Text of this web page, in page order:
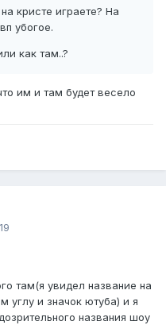
кристе играете? На
убогое.
как там..?
им и там будет весело
там(я увидел название на
углу и значок ютуба) и я
названия шоу